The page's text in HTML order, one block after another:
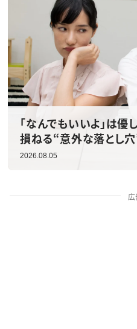
「なんでもいいよ」は
損ねる“意外な落とし
2026.08.05